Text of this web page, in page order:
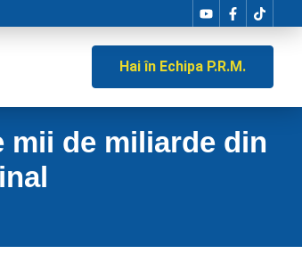
Hai în Echipa P.R.M.
mii de miliarde din